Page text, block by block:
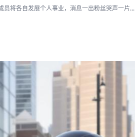
将各自发展个人事业，消息一出粉丝哭声一片...